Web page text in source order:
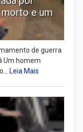
e um
de guerra
Um homem
Leia Mais